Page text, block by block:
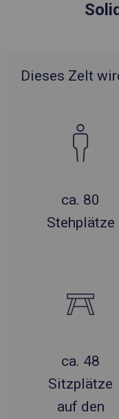
Dieses Zelt
ca. 80
Stehplätze
ca. 48
Sitzplätze
auf den